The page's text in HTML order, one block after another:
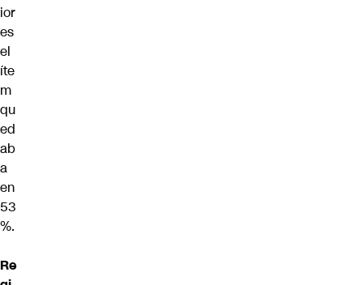
ior
es
el
íte
m
qu
ed
ab
a
en
53
%.
Re